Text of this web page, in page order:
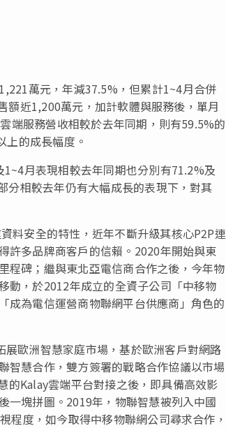
萬元，年減37.5%，但累計1~4月合併
額近1,200萬元，加計軟體與服務後，單月
端服務營收相較於去年同期，則有59.5%的
的成長幅度。
月表現相較去年同期也分別有71.2%及
分相較去年仍有大幅成長的表現下，對其
料安全的特性，近年不斷升級其核心P2P連
許多品牌商客戶的信賴。2020年開始與東
程碑；繼與東北亞電信商合作之後，今年物
動，於2012年成立的全資子公司 「中移物
「成為電信運營商物聯網平台供應商 」 角色的
歐洲智慧家庭市場，基於歐洲客戶對網路
智慧合作，雙方簽署的戰略合作協議以市場
Kalay雲端平台對接之後，即具備高效影
一塊拼圖。2019年，物聯智慧被列入中國
程度，如今取得中移物聯網公司尋求合作，